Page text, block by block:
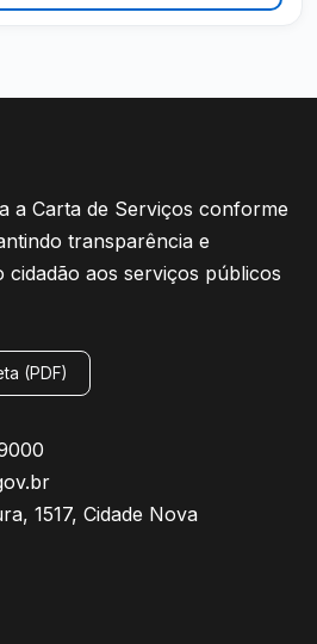
a Carta de Serviços conforme
transparência e
cidadão aos serviços públicos
(PDF)
1517, Cidade Nova